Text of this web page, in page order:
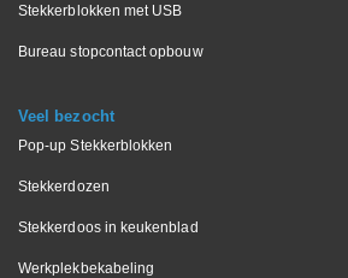
Stekkerblokken met USB
Bureau stopcontact opbouw
Veel bezocht
Pop-up Stekkerblokken
Stekkerdozen
Stekkerdoos in keukenblad
Werkplekbekabeling